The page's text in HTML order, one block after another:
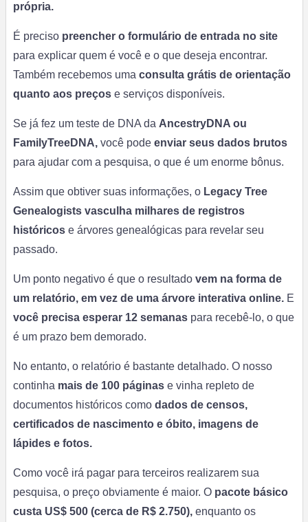
própria.
É preciso preencher o formulário de entrada no site
para explicar quem é você e o que deseja encontrar.
Também recebemos uma consulta grátis de orientação
quanto aos preços e serviços disponíveis.
Se já fez um teste de DNA da AncestryDNA ou
FamilyTreeDNA, você pode enviar seus dados brutos
para ajudar com a pesquisa, o que é um enorme bônus.
Assim que obtiver suas informações, o Legacy Tree
Genealogists vasculha milhares de registros
históricos e árvores genealógicas para revelar seu
passado.
Um ponto negativo é que o resultado vem na forma de
um relatório, em vez de uma árvore interativa online.E
você precisa esperar 12 semanas para recebê-lo, o que
é um prazo bem demorado.
No entanto, o relatório é bastante detalhado. O nosso
continha mais de 100 páginase vinha repleto de
documentos históricos como dados de censos,
certificados de nascimento e óbito, imagens de
lápides e fotos.
Como você irá pagar para terceiros realizarem sua
pesquisa, o preço obviamente é maior. O pacote básico
custa US$ 500 (cerca de R$ 2.750),enquanto os